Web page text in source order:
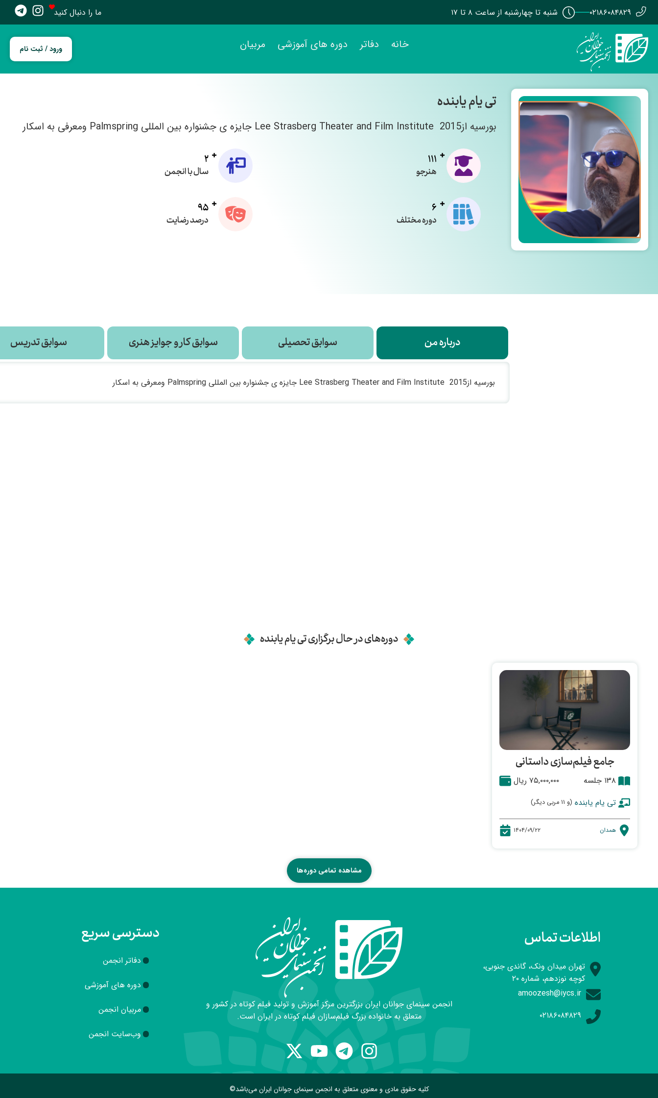
۰۲۱۸۶۰۸۴۸۲۹ شنبه تا چهارشنبه از ساعت ۸ تا ۱۷ ما را دنبال کنید
ورود / ثبت نام خانه دفاتر دوره های آموزشی مربیان
تی یام یابنده
بورسیه از2015 Lee Strasberg Theater and Film Institute جایزه ی جشنواره بین المللی Palmspring ومعرفی به اسکار
111
هنرجو
2
سال با انجمن
6
دوره مختلف
95
درصد رضایت
درباره من سوابق تحصیلی سوابق کار و جوایز هنری سوابق تدریس
بورسیه از2015 Lee Strasberg Theater and Film Institute جایزه ی جشنواره بین المللی Palmspring ومعرفی به اسکار
دوره‌های در حال برگزاری تی یام یابنده
جامع فیلم‌سازی داستانی
۱۳۸ جلسه
۷۵,۰۰۰,۰۰۰ ریال
تی یام یابنده (و ۱۱ مربی دیگر)
همدان ۱۴۰۴/۰۹/۲۲
مشاهده تمامی دوره‌ها
اطلاعات تماس
تهران میدان ونک، گاندی جنوبی،
کوچه نوزدهم، شماره ۲۰
amoozesh@iycs.ir
۰۲۱۸۶۰۸۴۸۲۹
انجمن سینمای جوانان ایران بزرگترین مرکز آموزش و تولید فیلم کوتاه در کشور و
متعلق به خانواده بزرگ فیلم‌سازان فیلم کوتاه در ایران است.
دسترسی سریع
دفاتر انجمن
دوره های آموزشی
مربیان انجمن
وب‌سایت انجمن
کلیه حقوق مادی و معنوی متعلق به انجمن سینمای جوانان ایران می‌باشد©